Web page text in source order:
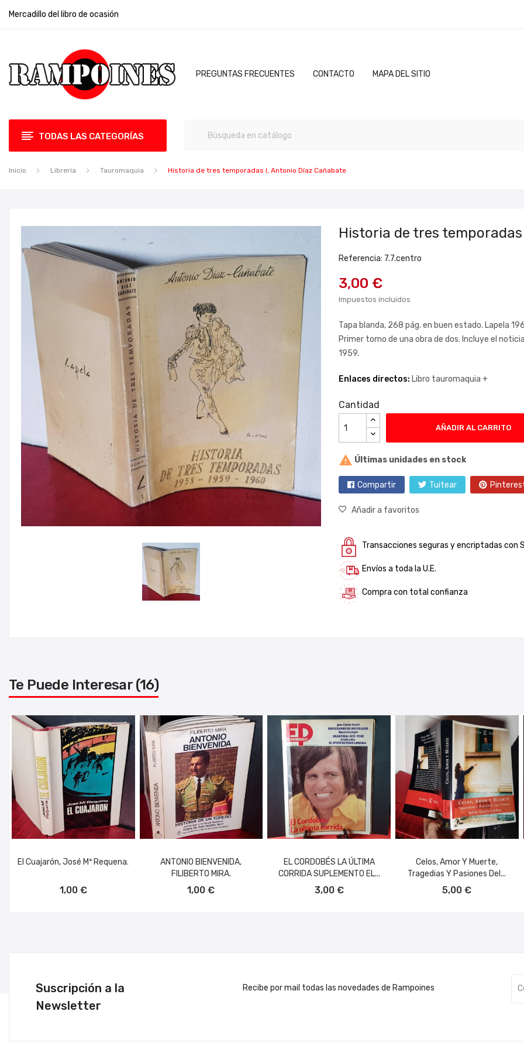
Mercadillo del libro de ocasión
PREGUNTAS FRECUENTES CONTACTO MAPA DEL SITIO
TODAS LAS CATEGORÍAS
Inicio Librería Tauromaquia Historia de tres temporadas I, Antonio Díaz Cañabate
Historia de tres
Referencia: 7.7.centro
3,00 €
Impuestos incluidos
Tapa blanda, 268 pág. en buen estado. Lapela
Primer tomo de una obra de dos. Incluye el
1959.
Enlaces directos: Libro tauromaquia +
Cantidad
AÑADIR AL CARRITO
 Últimas unidades en stock
Compartir Tuitear
Añadir a favoritos
Transacciones seguras y encriptadas con
Envíos a toda la U.E.
Compra con total confianza
Te Puede Interesar (16)
El Cuajarón, José Mª Requena.
1,00 €
ANTONIO BIENVENIDA,
FILIBERTO MIRA.
1,00 €
EL CORDOBÉS LA ÚLTIMA
CORRIDA SUPLEMENTO EL...
3,00 €
Celos, Amor Y Muerte,
Tragedias Y Pasiones Del...
5,00 €
AÑADIR AL CARRITO
Suscripción a la
Newsletter
Recibe por mail todas las novedades de Rampoines